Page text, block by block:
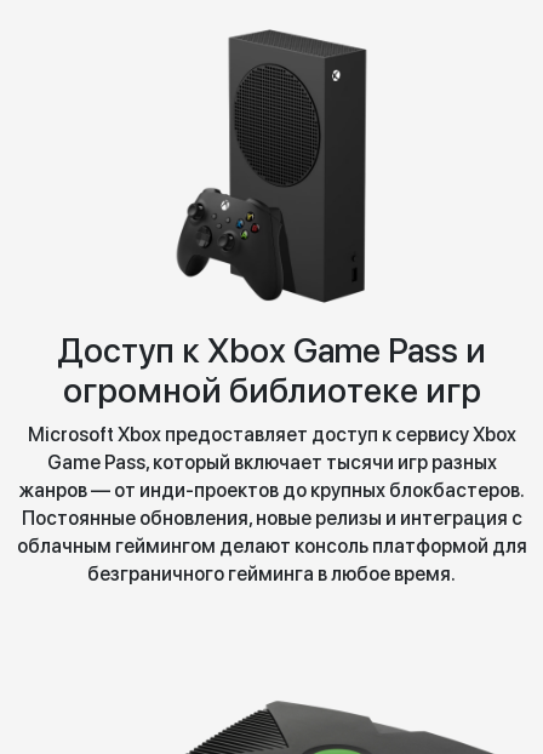
Доступ к Xbox Game Pass и
огромной библиотеке игр
Microsoft Xbox предоставляет доступ к сервису Xbox
Game Pass, который включает тысячи игр разных
жанров — от инди-проектов до крупных блокбастеров.
Постоянные обновления, новые релизы и интеграция с
облачным геймингом делают консоль платформой для
безграничного гейминга в любое время.